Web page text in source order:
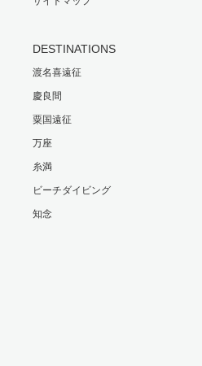
DESTINATIONS
渡名喜遠征
慶良間
粟国遠征
万座
糸満
ビーチダイビング
知念